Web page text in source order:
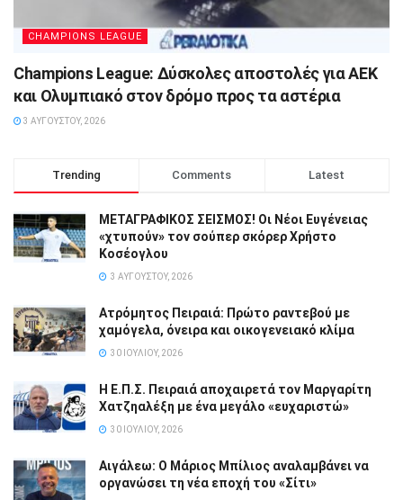
CHAMPIONS LEAGUE
Champions League: Δύσκολες αποστολές για ΑΕΚ
και Ολυμπιακό στον δρόμο προς τα αστέρια
3 ΑΥΓΟΎΣΤΟΥ, 2026
Trending Comments Latest
ΜΕΤΑΓΡΑΦΙΚΟΣ ΣΕΙΣΜΟΣ! Οι Νέοι Ευγένειας
«χτυπούν» τον σούπερ σκόρερ Χρήστο
Κοσέογλου
3 ΑΥΓΟΎΣΤΟΥ, 2026
Ατρόμητος Πειραιά: Πρώτο ραντεβού με
χαμόγελα, όνειρα και οικογενειακό κλίμα
30 ΙΟΥΛΊΟΥ, 2026
Η Ε.Π.Σ. Πειραιά αποχαιρετά τον Μαργαρίτη
Χατζηαλέξη με ένα μεγάλο «ευχαριστώ»
30 ΙΟΥΛΊΟΥ, 2026
Αιγάλεω: Ο Μάριος Μπίλιος αναλαμβάνει να
οργανώσει τη νέα εποχή του «Σίτι»